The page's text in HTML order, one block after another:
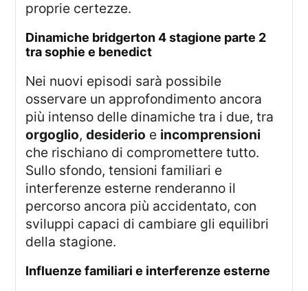
proprie certezze.
dinamiche bridgerton 4 stagione parte 2
tra sophie e benedict
Nei nuovi episodi sarà possibile
osservare un approfondimento ancora
più intenso delle dinamiche tra i due, tra
orgoglio,desiderio e incomprensioni
che rischiano di compromettere tutto.
Sullo sfondo, tensioni familiari e
interferenze esterne renderanno il
percorso ancora più accidentato, con
sviluppi capaci di cambiare gli equilibri
della stagione.
influenze familiari e interferenze esterne